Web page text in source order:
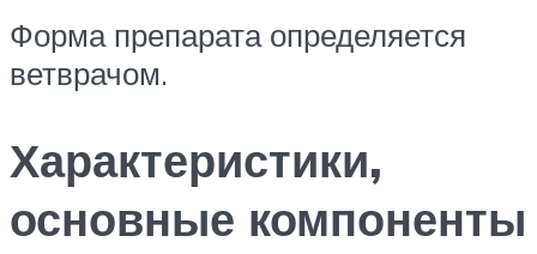
Форма препарата определяется
ветврачом.
Характеристики,
основные компоненты